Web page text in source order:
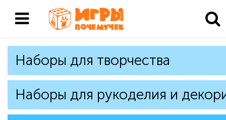
Наборы для творчества
Наборы для рукоделия и